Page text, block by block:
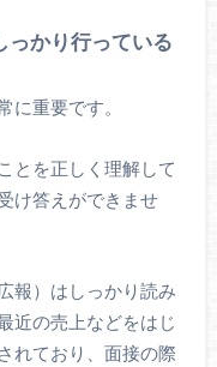
っかり行っている
に重要です。
とを正しく理解して
け答えができませ
報）はしっかり読み
近の売上などをはじ
れており、面接の際